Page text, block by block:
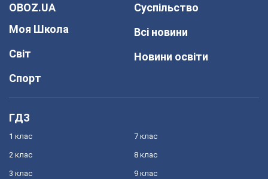
OBOZ.UA
Моя Школа
Світ
Спорт
Суспільство
Всі новини
Новини освіти
ГДЗ
1 клас
2 клас
3 клас
7 клас
8 клас
9 клас